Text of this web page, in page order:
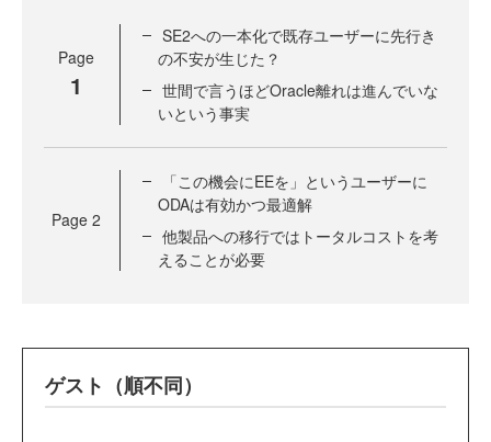
Page
1
SE2への一本化で既存ユーザーに先行き
の不安が生じた？
世間で言うほどOracle離れは進んでいな
いという事実
Page 2
「この機会にEEを」というユーザーに
ODAは有効かつ最適解
他製品への移行ではトータルコストを考
えることが必要
ゲスト（順不同）